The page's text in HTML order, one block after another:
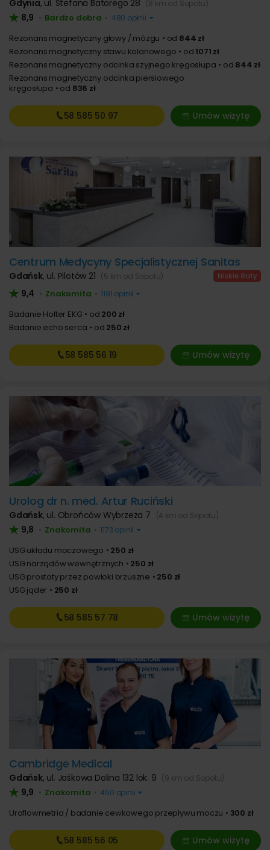
Gdynia, ul. Stefana Batorego 28 (8 km od Sopotu)
8,9 • Bardzo dobra • 480 opinii
Rezonans magnetyczny głowy / mózgu od 844 zł
Rezonans magnetyczny stawu kolanowego
od1071 zł
Rezonans magnetyczny odcinka szyjnego kręgosłupa
od 844 zł
Rezonans magnetyczny odcinka piersiowego
kręgosłupa
od 836 zł
Umów wizytę
58 585 50 97
Centrum Medycyny Specjalistycznej Sanitas
Gdańsk, ul. Pilotów 21 (5 km od Sopotu)
9,4 • Znakomita • 1191 opinii
Badanie Holter EKG od 200 zł
Badanie echo serca
od 250 zł
Umów wizytę
58 585 56 19
Urolog dr n. med. Artur Ruciński
Gdańsk, ul. Obrońców Wybrzeża 7 (4 km od Sopotu)
9,8 • Znakomita • 1173 opinii
USG układu moczowego
250 zł
USG narządów wewnętrznych
250 zł
USG prostaty przez powłoki brzuszne
250 zł
USG jąder
250 zł
Umów wizytę
58 585 57 78
Cambridge Medical
Gdańsk, ul. Jaśkowa Dolina 132 lok. 9 (9 km od Sopotu)
9,9 • Znakomita • 450 opinii
Uroflowmetria / badanie cewkowego przepływu moczu 300 zł
Umów wizytę
58 585 56 05